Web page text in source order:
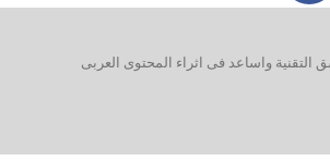
واساعد فى اثراء المحتوى العربى